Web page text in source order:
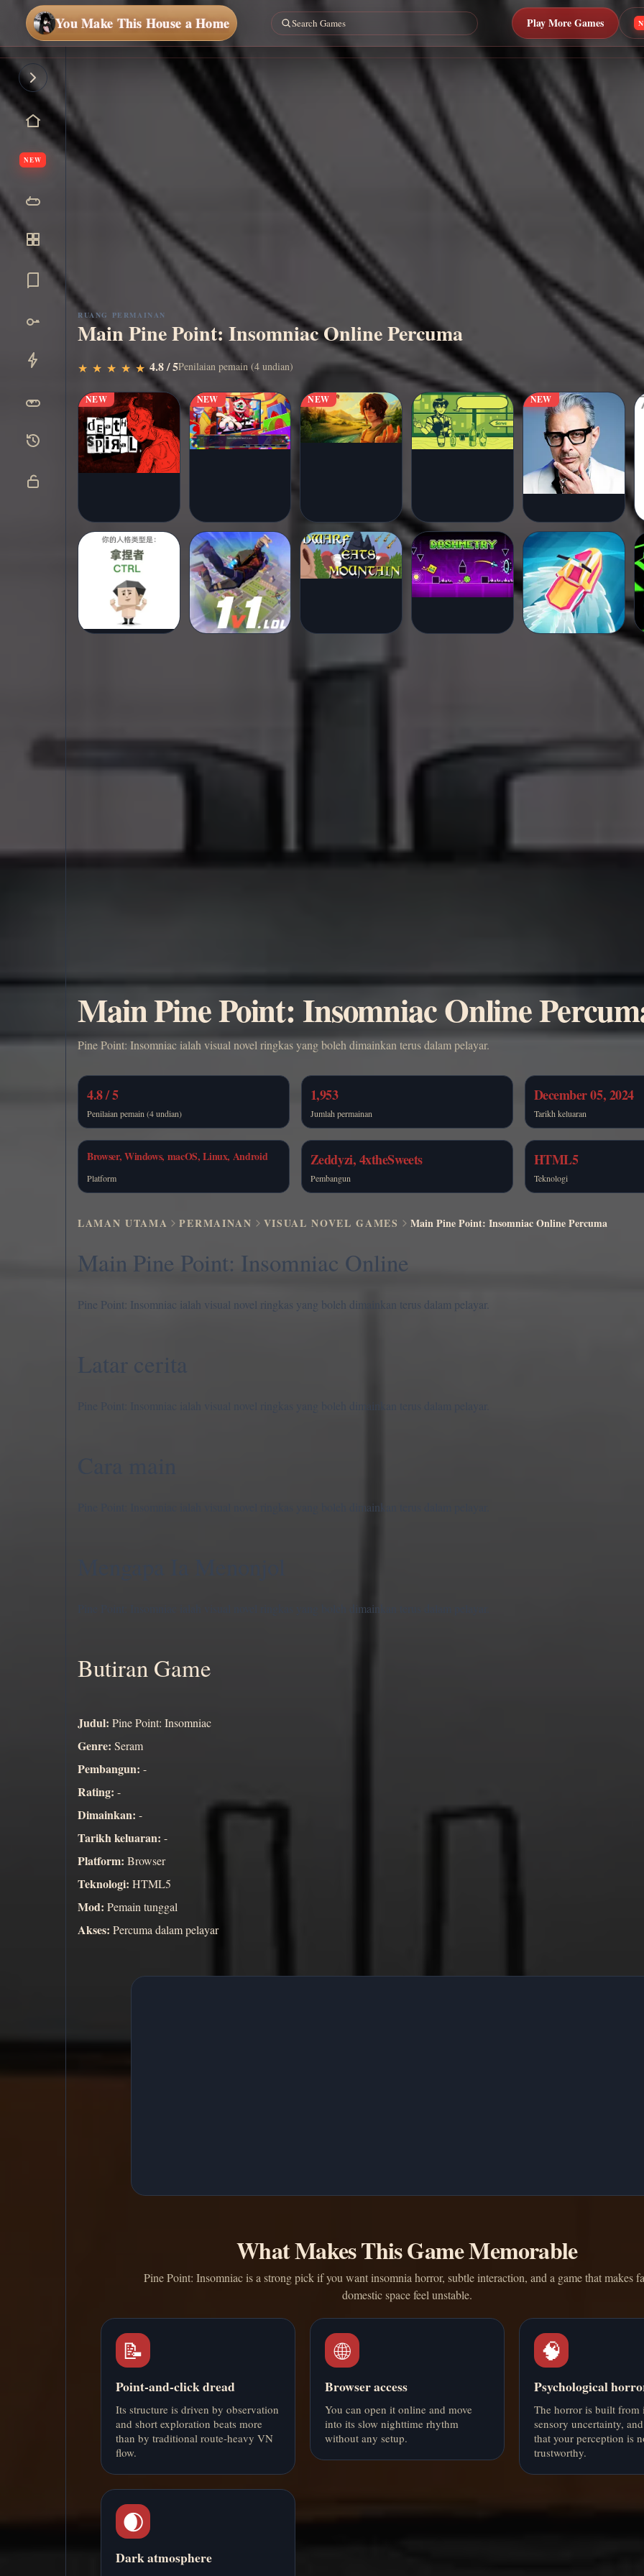
You Make This House a Home Play More Games
NEW
Main
RUANG PERMAINAN
Main Pine Point: Insomniac Online Percuma
★
★ ★
★ ★
★ ★
★ ★
★ 4.8 / 5Penilaian pemain (4 undian)
NEW NEW NEW NEW
Main Pine Point: Insomniac Online
Pine Point: Insomniac ialah visual novel ringkas yang boleh dimainkan terus dalam pelayar.
4.8 / 5
Penilaian pemain (4 undian)
1,953
Jumlah permainan
December 05, 2024
Tarikh keluaran
Browser, Windows, macOS, Linux, Android
Platform
Zeddyzi, 4xtheSweets
Pembangun
HTML5
Teknologi
LAMAN UTAMA PERMAINAN VISUAL NOVEL GAMES Main Pine Point: Insomniac Online Percuma
Main Pine Point: Insomniac Online
Pine Point: Insomniac ialah visual novel ringkas yang boleh dimainkan terus dalam pelayar.
Latar cerita
Pine Point: Insomniac ialah visual novel ringkas yang boleh dimainkan terus dalam pelayar.
Pine Point: Insomniac ialah visual novel ringkas yang boleh dimainkan terus dalam pelayar.
Butiran Game
Judul: Pine Point: Insomniac
Genre: Seram
Pembangun: -
Rating: -
Dimainkan: -
Tarikh keluaran: -
Platform: Browser
Teknologi: HTML5
Mod: Pemain tunggal
Akses: Percuma dalam pelayar
What Makes This Game Memorable
Pine Point: Insomniac is a strong pick if you want insomnia horror, subtle interaction, and a game that makes
domestic space feel unstable.
📝
Point-and-click dread
Its structure is driven by observation
and short exploration beats more
than by traditional route-heavy VN
flow.
🌐
Browser access
You can open it online and move
into its slow nighttime rhythm
without any setup.
🧠
Psychological
The horror is built from
sensory uncertainty,
that your perception is
trustworthy.
🌒
Dark atmosphere